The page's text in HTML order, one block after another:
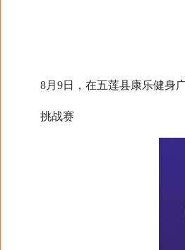
8月9日，在五莲县康乐健身广
挑战赛